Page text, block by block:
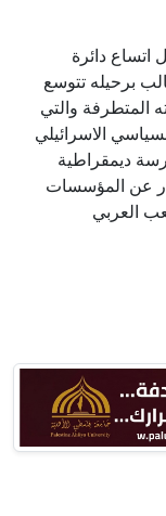
دائرة
برحيله تتوسع
المتطرفة والتي
الاسرائيلي
ديمقراطية
عن المؤسسات
العربي